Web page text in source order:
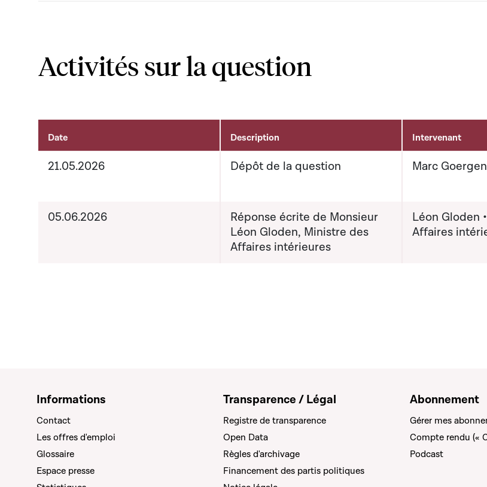
Activités sur la question
Activités liées au dossier
Date Description Intervenant
21.05.2026 Dépôt de la question Marc
05.06.2026
Réponse écrite de Monsieur
Léon Gloden, Ministre des
Affaires intérieures
Léon Gloden
Affaires
Informations
Contact
Les offres d'emploi
Glossaire
Espace presse
Transparence / Légal
Registre de transparence
Open Data
Règles d'archivage
Financement des partis politiques
Abonnement
Gérer mes
Compte rendu («
Podcast